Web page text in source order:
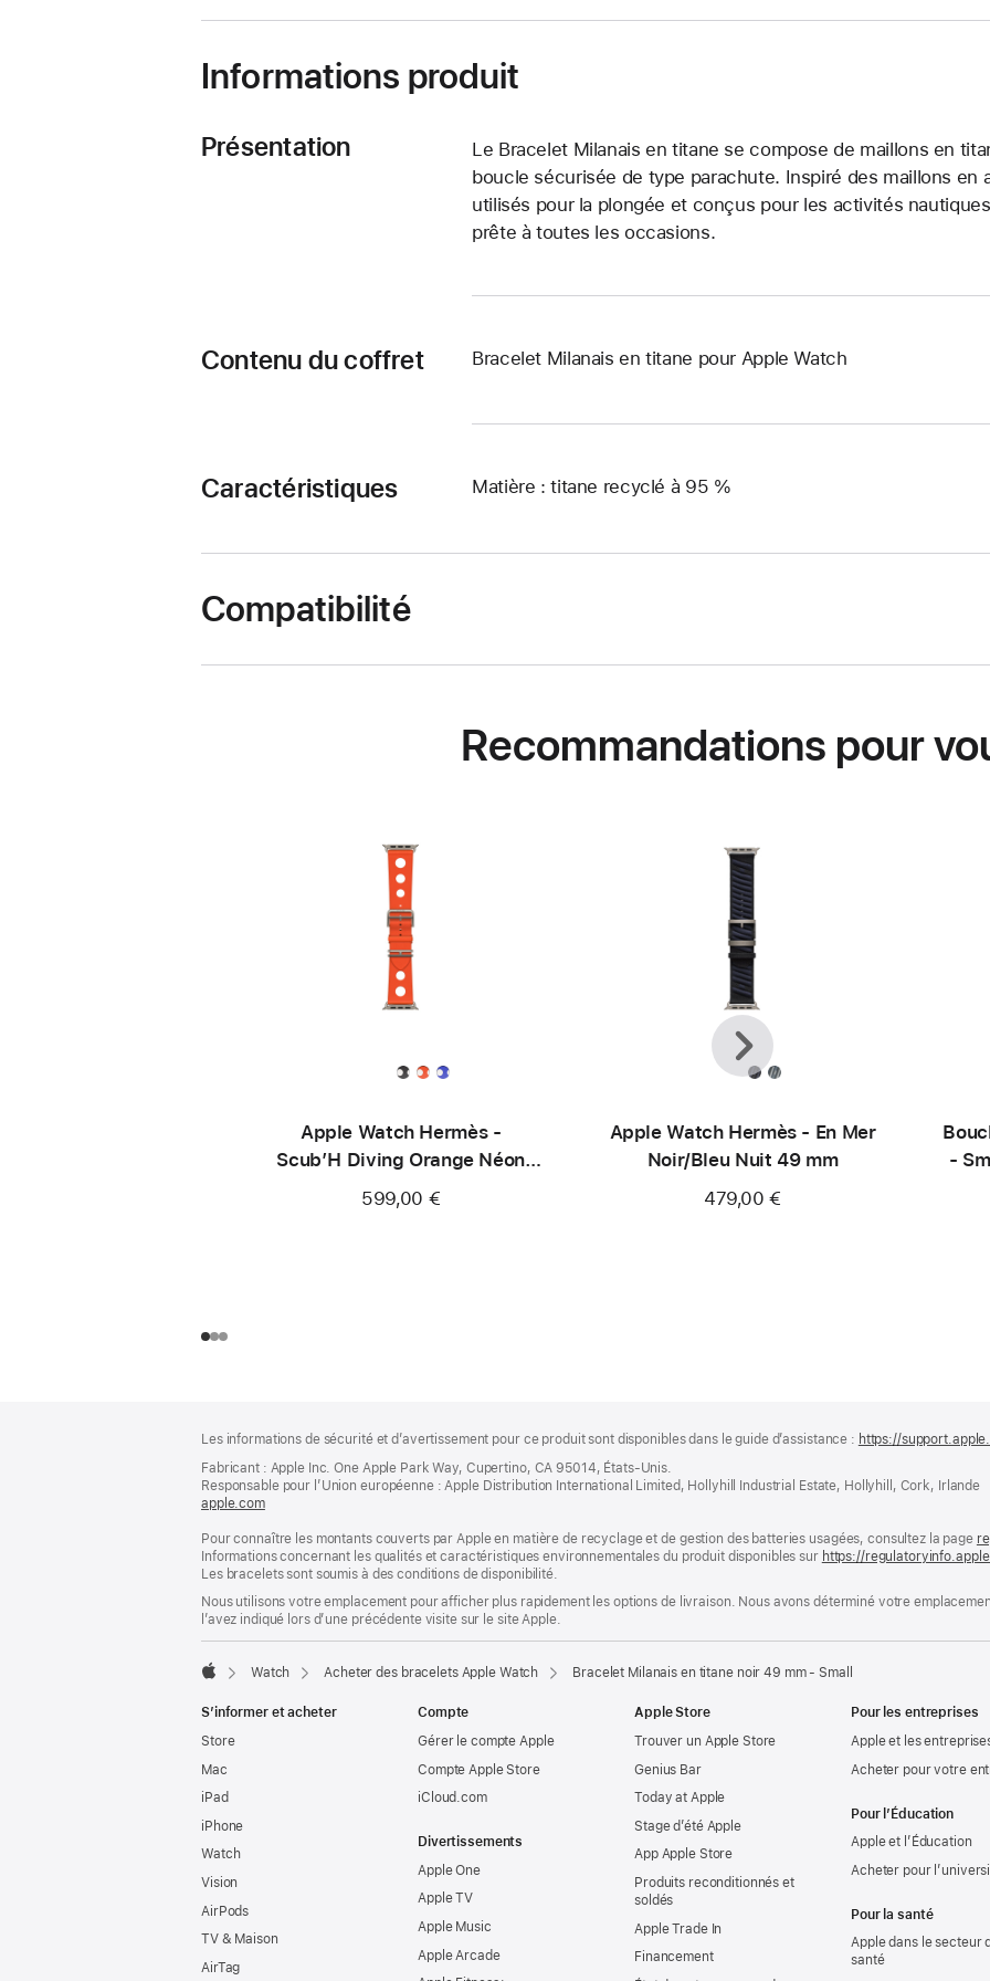
Informations produit
Présentation
Le Bracelet Milanais en titane se compose de maillons en
boucle sécurisée de type parachute. Inspiré des maillons en
utilisés pour la plongée et conçus pour les activités
prête à toutes les occasions.
Contenu du coffret Bracelet Milanais en titane pour Apple Watch
Caractéristiques Matière : titane recyclé à 95 %
Compatibilité
Recommandations pour
Apple Watch Hermès -
Scub’H Diving Orange Néon
49 mm
599,00 €
Apple Watch Hermès - En Mer
Noir/Bleu Nuit 49 mm
479,00 €
-
Précédent
Suivant
de
page
de
bas
de
page
Les informations de sécurité et d’avertissement pour ce produit sont disponibles dans le guide d’assistance : https://
Fabricant : Apple Inc. One Apple Park Way, Cupertino, CA 95014, États-Unis.
Responsable pour l’Union européenne : Apple Distribution International Limited, Hollyhill Industrial Estate, Hollyhill, Cork, Irlande
apple.com(s’ouvre
une
nouvelle
fenêtre)
Pour connaître les montants couverts par Apple en matière de recyclage et de gestion des batteries usagées, consultez la page
Informations concernant les qualités et caractéristiques environnementales du produit disponibles sur https://
Les bracelets sont soumis à des conditions de disponibilité.
Nous utilisons votre emplacement pour afficher plus rapidement les options de livraison. Nous avons déterminé votre
l’avez indiqué lors d’une précédente visite sur le site Apple.
Watch Acheter des bracelets Apple Watch Bracelet Milanais en titane noir 49 mm - Small
S’informer et acheter
Store
Mac
iPad
iPhone
Watch
Vision
AirPods
TV & Maison
AirTag
Compte
Gérer le compte Apple
Compte Apple Store
iCloud.com
Divertissements
Apple One
Apple TV
Apple Music
Apple Arcade
Apple Store
Trouver un Apple Store
Genius Bar
Today at Apple
Stage d’été Apple
App Apple Store
Produits reconditionnés et
soldés
Apple Trade In
Financement
Pour les entreprises
Apple et les
Acheter pour votre
Pour l’Éducation
Apple et l’Éducation
Acheter pour
Pour la santé
Apple dans le secteur
santé